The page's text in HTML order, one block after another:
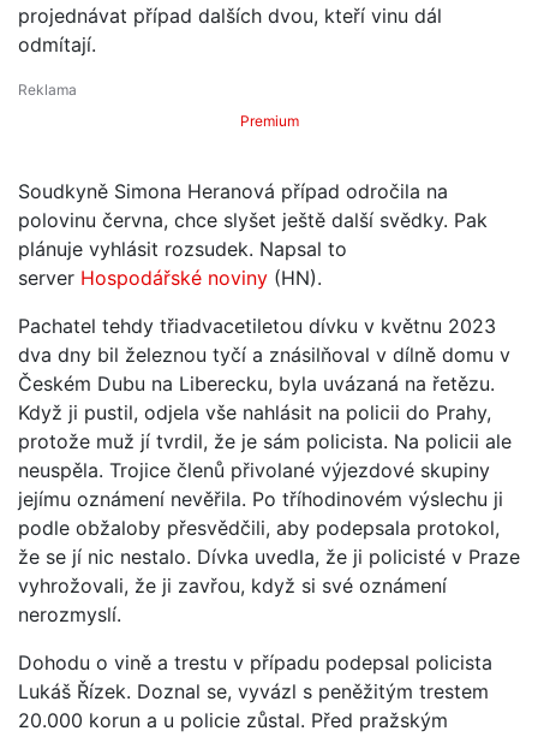
projednávat případ dalších dvou, kteří vinu dál
odmítají.
Premium
Soudkyně Simona Heranová případ odročila na
polovinu června, chce slyšet ještě další svědky. Pak
plánuje vyhlásit rozsudek. Napsal to
server Hospodářské noviny (HN).
Pachatel tehdy třiadvacetiletou dívku v květnu 2023
dva dny bil železnou tyčí a znásilňoval v dílně domu v
Českém Dubu na Liberecku, byla uvázaná na řetězu.
Když ji pustil, odjela vše nahlásit na policii do Prahy,
protože muž jí tvrdil, že je sám policista. Na policii ale
neuspěla. Trojice členů přivolané výjezdové skupiny
jejímu oznámení nevěřila. Po tříhodinovém výslechu ji
podle obžaloby přesvědčili, aby podepsala protokol,
že se jí nic nestalo. Dívka uvedla, že ji policisté v Praze
vyhrožovali, že ji zavřou, když si své oznámení
nerozmyslí.
Dohodu o vině a trestu v případu podepsal policista
Lukáš Řízek. Doznal se, vyvázl s peněžitým trestem
20.000 korun a u policie zůstal. Před pražským